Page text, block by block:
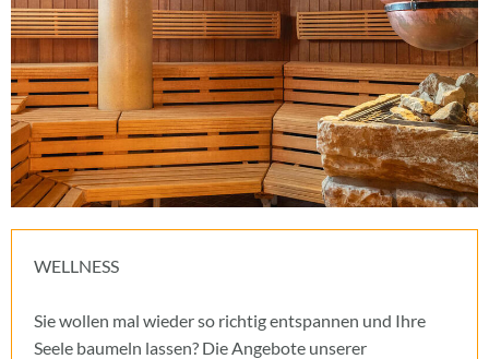
WELLNESS
Sie wollen mal wieder so richtig entspannen und Ihre
Seele baumeln lassen? Die Angebote unserer